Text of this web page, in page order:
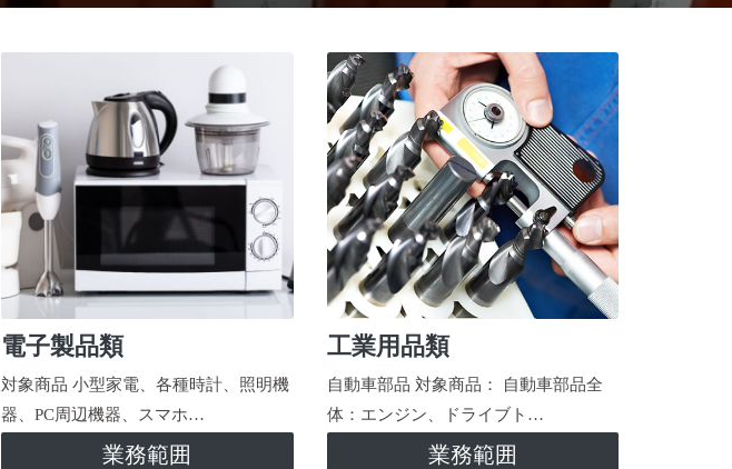
電子製品類
対象商品 小型家電、各種時計、照明機
器、PC周辺機器、スマホ…
業務範囲
工業用品類
自動車部品 対象商品： 自動車部品全
体：エンジン、ドライブト…
業務範囲